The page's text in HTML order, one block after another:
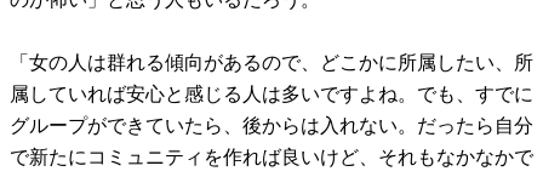
「女の人は群れる傾向があるので、どこかに所属したい、所
属していれば安心と感じる人は多いですよね。でも、すでに
グループができていたら、後からは入れない。だったら自分
で新たにコミュニティを作れば良いけど、それもなかなかで